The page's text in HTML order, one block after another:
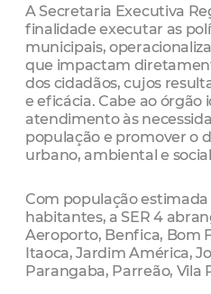
A Secretaria Executiva
finalidade executar as
municipais,
que impactam
dos cidadãos, cujos
e eficácia. Cabe ao
atendimento às
população e promover o
urbano, ambiental e
Com população estimada
habitantes, a SER 4
Aeroporto, Benfica, Bom
Itaoca, Jardim América,
Parangaba, Parreão, Vila